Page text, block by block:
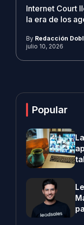
Internet Court
la era de los
By Redacción
julio 10, 2026
Popular